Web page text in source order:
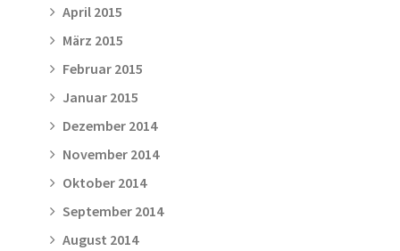
April 2015
März 2015
Februar 2015
Januar 2015
Dezember 2014
November 2014
Oktober 2014
September 2014
August 2014